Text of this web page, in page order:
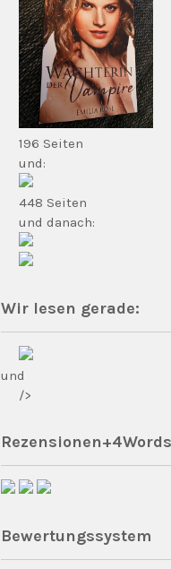
196 Seiten
und:
448 Seiten
und danach:
Wir lesen gerade:
und
/>
Bewertungssystem